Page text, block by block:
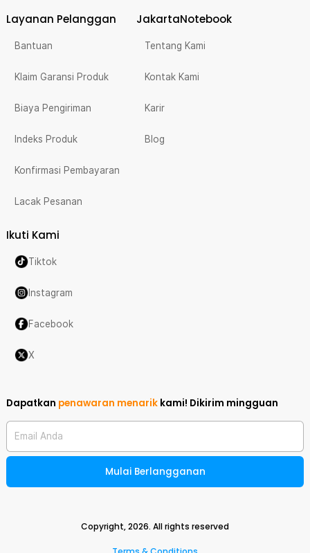
Layanan Pelanggan
Bantuan
Klaim Garansi Produk
Biaya Pengiriman
Indeks Produk
Konfirmasi Pembayaran
Lacak Pesanan
JakartaNotebook
Tentang Kami
Kontak Kami
Karir
Blog
Ikuti Kami
Tiktok
Instagram
Facebook
X
Dapatkan penawaran menarik kami! Dikirim mingguan
Email Anda
Mulai Berlangganan
Copyright,2026. All rights reserved